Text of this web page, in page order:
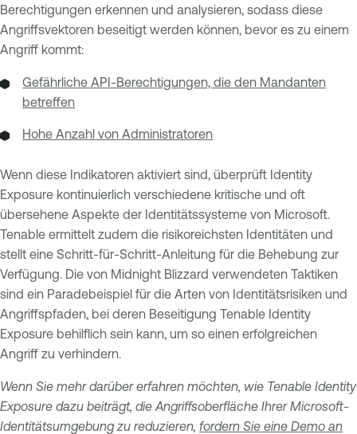
Berechtigungen erkennen und analysieren, sodass diese
Angriffsvektoren beseitigt werden können, bevor es zu einem
Angriff kommt:
Gefährliche API-Berechtigungen, die den Mandanten
betreffen
Hohe Anzahl von Administratoren
Wenn diese Indikatoren aktiviert sind, überprüft Identity
Exposure kontinuierlich verschiedene kritische und oft
übersehene Aspekte der Identitätssysteme von Microsoft.
Tenable ermittelt zudem die risikoreichsten Identitäten und
stellt eine Schritt-für-Schritt-Anleitung für die Behebung zur
Verfügung. Die von Midnight Blizzard verwendeten Taktiken
sind ein Paradebeispiel für die Arten von Identitätsrisiken und
Angriffspfaden, bei deren Beseitigung Tenable Identity
Exposure behilflich sein kann, um so einen erfolgreichen
Angriff zu verhindern.
Wenn Sie mehr darüber erfahren möchten, wie Tenable Identity
Exposure dazu beiträgt, die Angriffsoberfläche Ihrer Microsoft-
Identitätsumgebung zu reduzieren, fordern Sie eine Demo an